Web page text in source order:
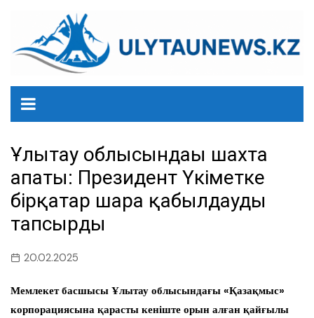
содержанию
Ұлытау облысындағы шахта
апаты: Президент Үкіметке
бірқатар шара қабылдауды
тапсырды
20.02.2025
Мемлекет басшысы Ұлытау облысындағы «Қазақмыс»
корпорациясына қарасты кеніште орын алған қайғылы